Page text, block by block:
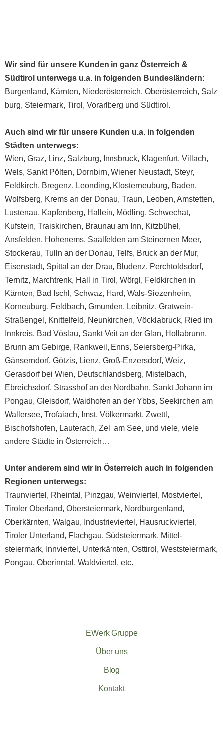
Wir sind für unsere Kunden in ganz Österreich &
Südtirol unterwegs u.a. in folgenden Bundesländern:
Burgenland, Kärnten, Niederösterreich, Oberösterreich, Salz
burg, Steiermark, Tirol , Vorarlberg und Südtirol .
Auch sind wir für unsere Kunden u.a. in folgenden
Städten unterwegs:
Wien, Graz, Linz, Salzburg, Innsbruck, Klagenfurt, Villach,
Wels, Sankt Pölten, Dornbirn, Wiener Neustadt, Steyr,
Feldkirch, Bregenz, Leonding, Klosterneuburg, Baden,
Wolfsberg, Krems an der Donau, Traun, Leoben, Amstetten,
Lustenau, Kapfenberg, Hallein, Mödling, Schwechat,
Kufstein, Traiskirchen, Braunau am Inn, Kitzbühel ,
Ansfelden, Hohenems, Saalfelden am Steinernen Meer,
Stockerau, Tulln an der Donau, Telfs, Bruck an der Mur,
Eisenstadt, Spittal an der Drau, Bludenz, Perchtoldsdorf,
Ternitz, Marchtrenk, Hall in Tirol , Wörgl , Feldkirchen in
Kärnten, Bad Ischl, Schwaz, Hard, Wals-Siezenheim,
Korneuburg, Feldbach, Gmunden, Leibnitz, Gratwein-
Straßengel, Knittelfeld, Neunkirchen, Vöcklabruck, Ried im
Innkreis, Bad Vöslau, Sankt Veit an der Glan, Hollabrunn,
Brunn am Gebirge, Rankweil, Enns, Seiersberg-Pirka,
Gänserndorf, Götzis, Lienz, Groß-Enzersdorf, Weiz,
Gerasdorf bei Wien, Deutschlandsberg, Mistelbach,
Ebreichsdorf, Strasshof an der Nordbahn, Sankt Johann im
Pongau, Gleisdorf, Waidhofen an der Ybbs, Seekirchen am
Wallersee, Trofaiach, Imst, Völkermarkt, Zwettl,
Bischofshofen, Lauterach, Zell am See, und viele, viele
andere Städte in Österreich…
Unter anderem sind wir in Österreich auch in folgenden
Regionen unterwegs:
Traunviertel , Rheintal , Pinzgau, Weinviertel , Mostviertel ,
Tiroler Oberland, Ober­steiermark, Nord­burgenland,
Oberkärnten, Walgau, Industrieviertel , Hausruck­viertel ,
Tiroler Unterland, Flachgau, Südsteiermark, Mittel­
steiermark, Innviertel , Unterkärnten, Osttirol , Weststeiermark,
Pongau, Oberinntal , Waldviertel , etc.
EWerk Gruppe
Über uns
Blog
Kontakt